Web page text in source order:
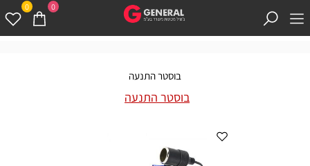
0 0
בוסטר התנעה
בוסטר התנעה